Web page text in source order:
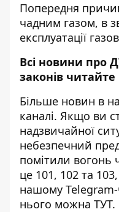
Попередня
чадним газом, в
експлуатації
Всі новини про
законів читайте
Більше новин в
каналі. Якщо ви
надзвичайної
небезпечний
помітили вогонь
це 101, 102 та
нашому Telegram-
нього можна ТУТ.